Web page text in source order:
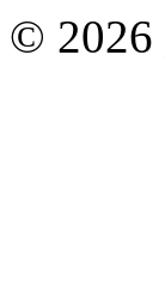
© 2026